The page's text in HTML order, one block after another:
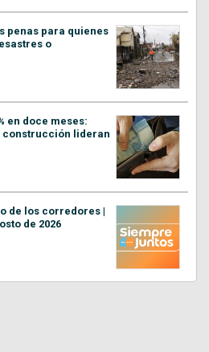
penas para quienes
o
en doce meses:
lideran
de los corredores |
de 2026